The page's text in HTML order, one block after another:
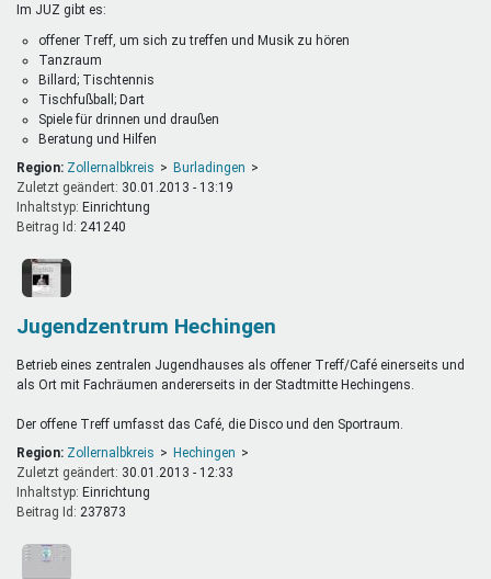
Im JUZ gibt es:
offener Treff, um sich zu treffen und Musik zu hören
Tanzraum
Billard; Tischtennis
Tischfußball; Dart
Spiele für drinnen und draußen
Beratung und Hilfen
Region: Zollernalbkreis
Burladingen
Zuletzt geändert: 30.01.2013 - 13:19
Inhaltstyp:
einrichtung
Beitrag Id: 241240
Jugendzentrum Hechingen
Betrieb eines zentralen Jugendhauses als offener Treff/Café einerseits und
als Ort mit Fachräumen andererseits in der Stadtmitte Hechingens.
Der offene Treff umfasst das Café, die Disco und den Sportraum.
Region: Zollernalbkreis
Hechingen
Zuletzt geändert: 30.01.2013 - 12:33
Inhaltstyp:
einrichtung
Beitrag Id: 237873